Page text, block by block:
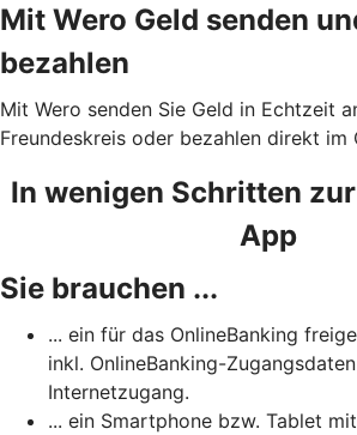
Mit Wero Geld senden
bezahlen
Mit Wero senden Sie Geld in Echtzeit
Freundeskreis oder bezahlen direkt im
In wenigen Schritten
App
Sie brauchen ...
... ein für das OnlineBanking
inkl. OnlineBanking-
Internetzugang.
... ein Smartphone bzw. Tablet